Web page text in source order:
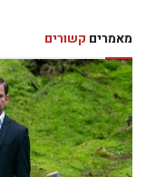
מאמרים קשורים